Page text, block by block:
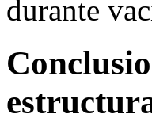
durante